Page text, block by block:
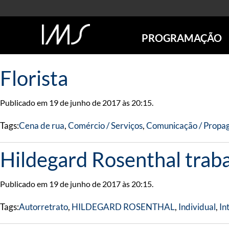
PROGRAMAÇÃO
POÇOS DE CALDAS
EXPOSIÇÕES
FUTURAS
VISITAS MEDIADAS
Florista
Publicado em 19 de junho de 2017 às 20:15.
Tags:Cena de rua,Comércio / Serviços,Comunicação /
Hildegard Rosenthal
Publicado em 19 de junho de 2017 às 20:15.
Tags:Autorretrato, HILDEGARD ROSENTHAL, Individual,